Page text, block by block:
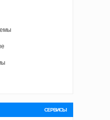
СЕРВИСЫ